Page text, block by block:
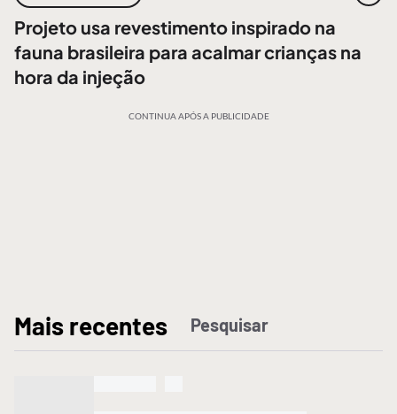
Projeto usa revestimento inspirado na
fauna brasileira para acalmar crianças na
hora da injeção
CONTINUA APÓS A PUBLICIDADE
Mais recentes